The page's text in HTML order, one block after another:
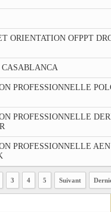
ORIENTATION OFPPT
CASABLANCA
PROFESSIONNELLE
PROFESSIONNELLE
PROFESSIONNELLE AEN
3 4 5 Suivant